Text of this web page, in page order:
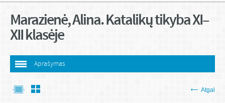
Marazienė, Alina. Katalikų tikyba XI–
XII klasėje
Aprašymas
Atgal